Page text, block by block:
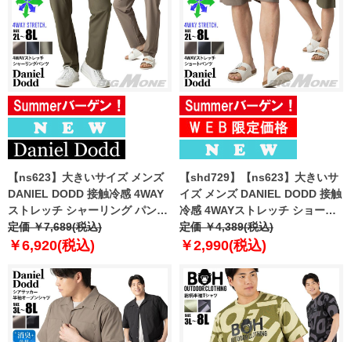
【ns623】大きいサイズ メンズ
DANIEL DODD 接触冷感 4WAY
ストレッチ シャーリング パンツ
春夏新作 azp260201201t
【fre】
定価 ￥7,689(税込)
￥6,920(税込)
【shd729】【ns623】大きいサ
イズ メンズ DANIEL DODD 接触
冷感 4WAYストレッチ ショーツ
ショートパンツ ハーフパンツ 春
夏新作 azsp-260204 【fre】
定価 ￥4,389(税込)
￥2,990(税込)